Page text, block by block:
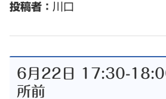
投稿者： 川口
6月22日 17:30-
所前